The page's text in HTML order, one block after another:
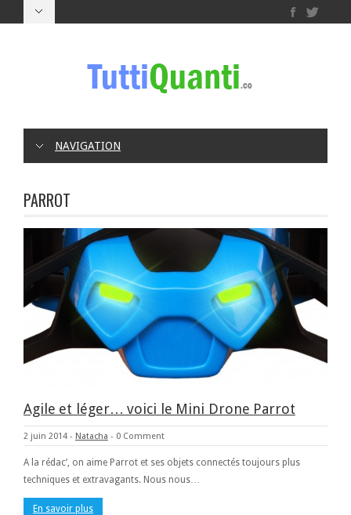
NAVIGATION
PARROT
Agile et léger… voici le Mini Drone Parrot
2 juin 2014 - Natacha - 0 Comment
A la rédac’, on aime Parrot et ses objets connectés toujours plus
techniques et extravagants. Nous nous…
En savoir plus